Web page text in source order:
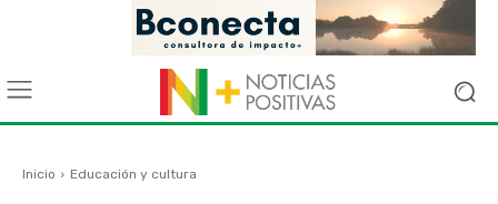
Inicio Educación y cultura